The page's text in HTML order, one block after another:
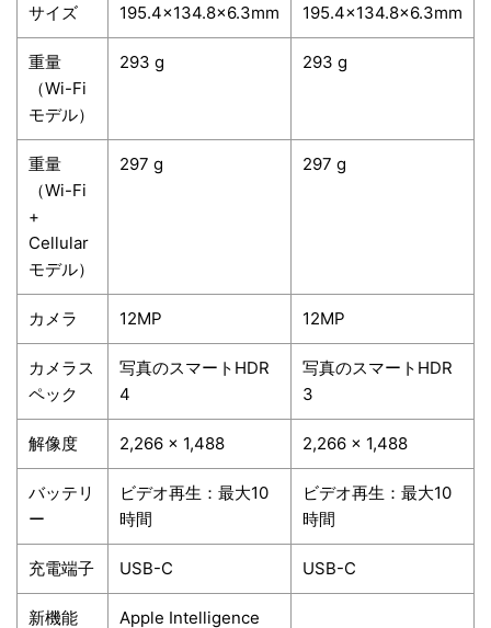
サイズ 195.4×134.8×6.3mm 195.4×134.8×6.3mm
重量
（Wi-Fi
モデル）
293 g 293 g
重量
（Wi-Fi
+
Cellular
モデル）
297 g 297 g
カメラ 12MP 12MP
カメラス
ペック
写真のスマートHDR
4
写真のスマートHDR
3
解像度 2,266 x 1,488 2,266 x 1,488
バッテリ
ー
ビデオ再生：最大10
時間
ビデオ再生：最大10
時間
充電端子 USB-C USB-C
新機能 Apple Intelligence